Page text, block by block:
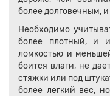
более долговечным,
Необходимо
более плотный, и
ломкостью и
боится влаги, не
стяжки или под
более легкий вес,